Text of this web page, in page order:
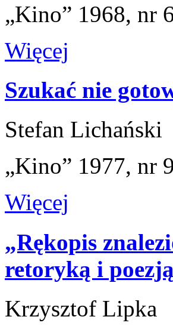
„Kino” 1968, nr
Więcej
Szukać nie
Stefan Lichański
„Kino” 1977, nr 9
Więcej
„Rękopis
retoryką i poezją
Krzysztof Lipka